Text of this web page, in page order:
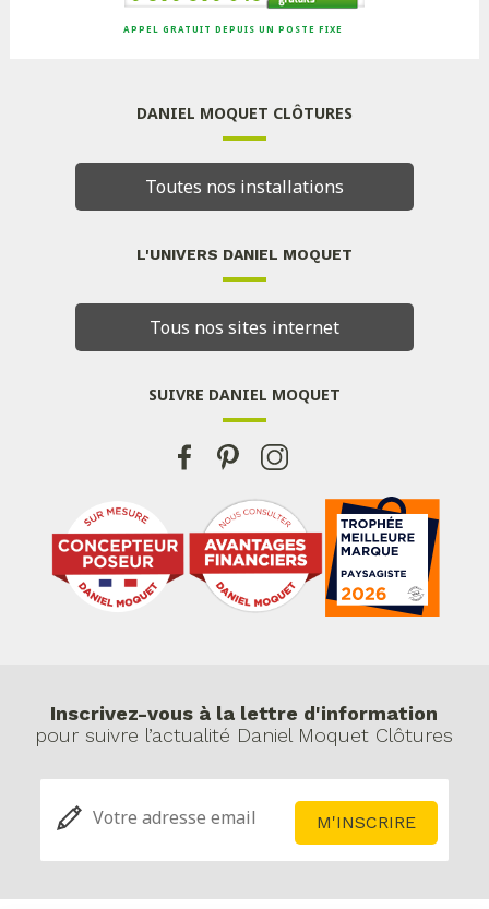
APPEL GRATUIT DEPUIS UN POSTE FIXE
DANIEL MOQUET CLÔTURES
Toutes nos installations
L'UNIVERS DANIEL MOQUET
Tous nos sites internet
SUIVRE DANIEL MOQUET
Inscrivez-vous à la lettre d'information
pour suivre l’actualité Daniel Moquet Clôtures